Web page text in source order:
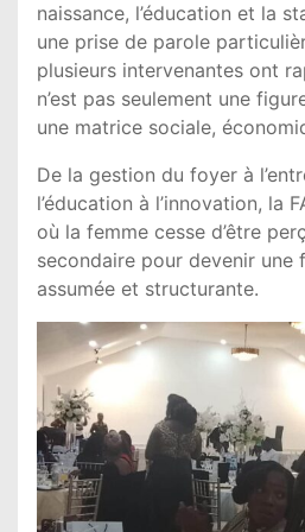
naissance, l’éducation et la
une prise de parole
plusieurs intervenantes ont
n’est pas seulement une
une matrice sociale,
De la gestion du foyer à
l’éducation à l’innovation, la
où la femme cesse d’être
secondaire pour devenir une
assumée et structurante.